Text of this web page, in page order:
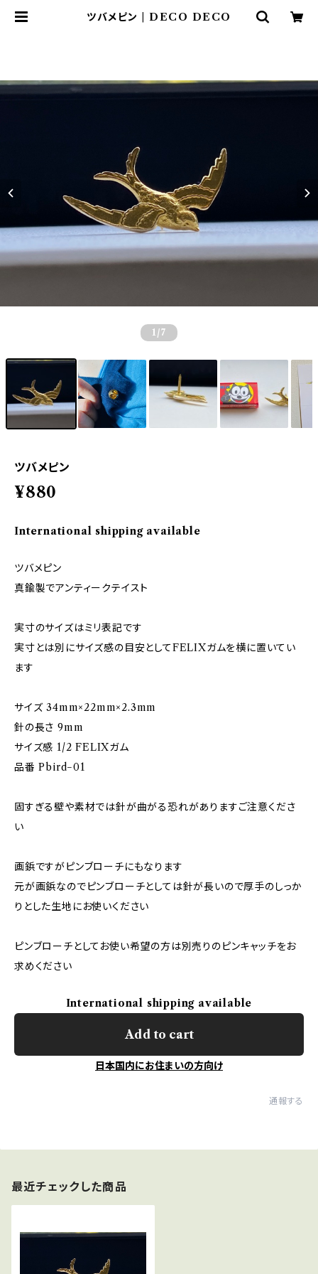
ツバメピン | DECO DECO
1 /7
ツバメピン
¥880
International shipping available
ツバメピン
真鍮製でアンティークテイスト
実寸のサイズはミリ表記です
実寸とは別にサイズ感の目安としてFELIXガムを横に置いてい
ます
サイズ 34mm×22mm×2.3mm
針の長さ 9mm
サイズ感 1/2 FELIXガム
品番 Pbird−01
固すぎる壁や素材では針が曲がる恐れがありますご注意くださ
い
画鋲ですがピンブローチにもなります
元が画鋲なのでピンブローチとしては針が長いので厚手のしっか
りとした生地にお使いください
ピンブローチとしてお使い希望の方は別売りのピンキャッチをお
求めください
International shipping available
Add to cart
日本国内にお住まいの方向け
通報する
最近チェックした商品